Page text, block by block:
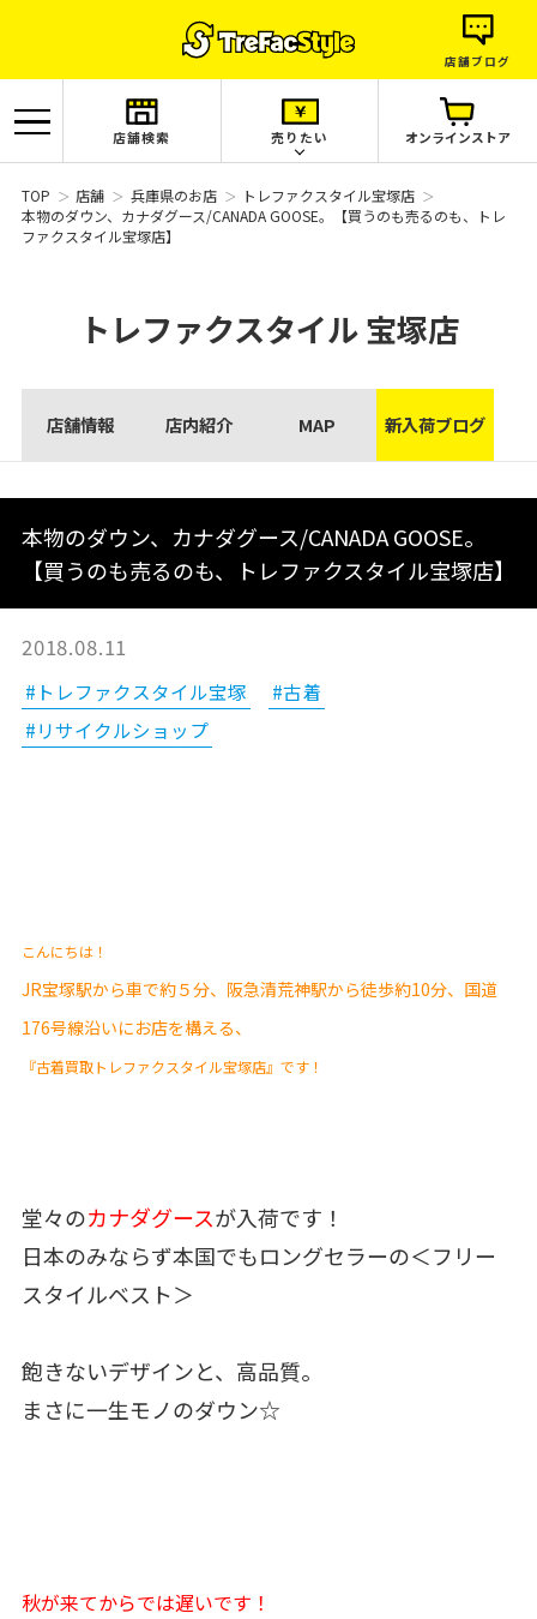
店舗ブログ
店舗検索 売りたい オンラインストア
TOP 店舗 兵庫県のお店
トレファクスタイル宝塚店
本物のダウン、カナダグース/CANADA GOOSE。【買うのも売るのも、トレ
ファクスタイル宝塚店】
トレファクスタイル宝塚店
店舗情報 店内紹介 MAP 新入荷ブログ
本物のダウン、カナダグース/CANADA GOOSE。
【買うのも売るのも、トレファクスタイル宝塚店】
2018.08.11
#トレファクスタイル宝塚
#古着
#リサイクルショップ
こんにちは！
JR宝塚駅から車で約５分、阪急清荒神駅から徒歩約10分、国道
176号線沿いにお店を構える、
『古着買取トレファクスタイル宝塚店』です！
堂々のカナダグースが入荷です！
日本のみならず本国でもロングセラーの＜フリー
スタイルベスト＞
飽きないデザインと、高品質。
まさに一生モノのダウン☆
秋が来てからでは遅いです！